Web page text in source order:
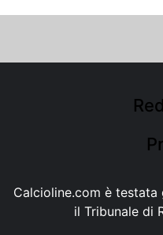
Calcioline.com è
il Tribunale di